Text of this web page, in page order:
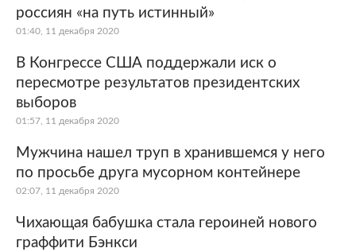
россиян «на путь истинный»
01:40, 11 декабря 2020
В Конгрессе США поддержали иск о
пересмотре результатов президентских
выборов
01:57, 11 декабря 2020
Мужчина нашел труп в хранившемся у него
по просьбе друга мусорном контейнере
02:07, 11 декабря 2020
Чихающая бабушка стала героиней нового
граффити Бэнкси